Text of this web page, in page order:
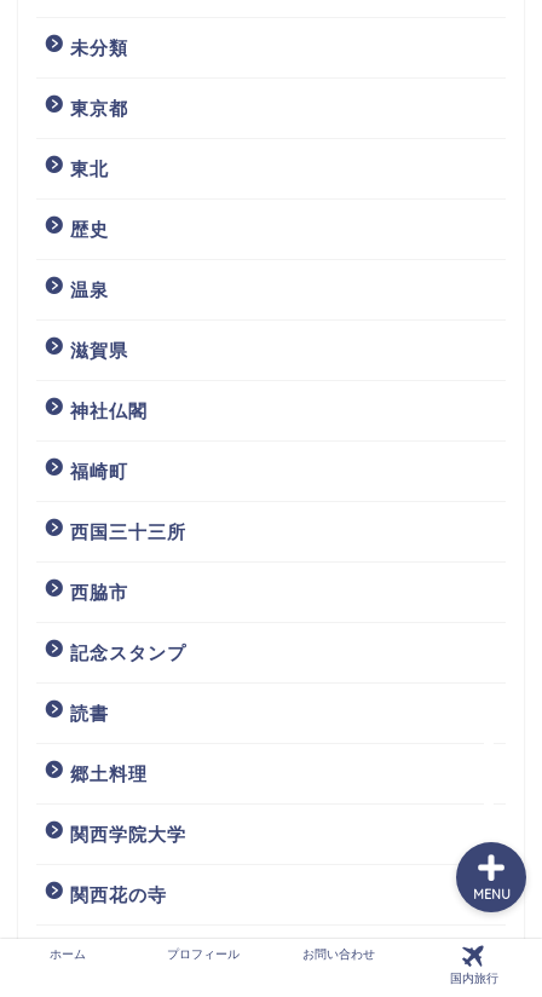
未分類
東京都
東北
歴史
温泉
滋賀県
神社仏閣
福崎町
西国三十三所
西脇市
記念スタンプ
読書
郷土料理
関西学院大学
関西花の寺
高島市
ホーム プロフィール
お問い合わせ
国内旅行
MENU